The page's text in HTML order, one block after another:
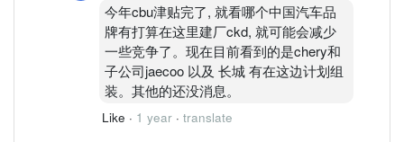
今年cbu津贴完了, 就看哪个中国汽车品
牌有打算在这里建厂ckd, 就可能会减少
一些竞争了。现在目前看到的是chery和
子公司jaecoo 以及 长城 有在这边计划组
装。其他的还没消息。
Like · 1 year · translate